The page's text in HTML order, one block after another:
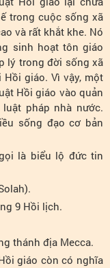
trong cuộc sống xã
và rất khắt khe. Nó
sinh hoạt tôn giáo
lý trong đời sống xã
giáo. Vì vậy, một
Hồi giáo vào quản
pháp nhà nước.
sống đạo cơ bản
biểu lộ đức tin
9 Hồi lịch.
địa Mecca.
giáo còn có nghĩa